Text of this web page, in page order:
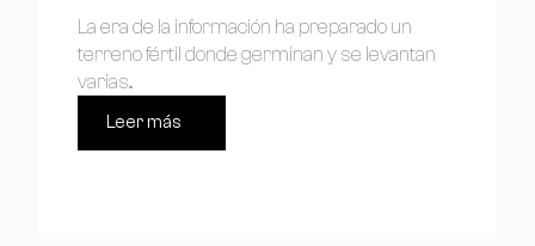
La era de la información ha preparado un
terreno fértil donde germinan y se levantan
varias...
Leer más